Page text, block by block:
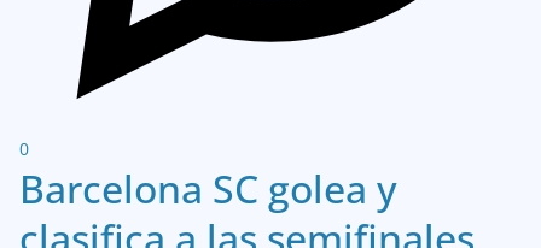
0
Barcelona SC golea y
clasifica a las semifinales